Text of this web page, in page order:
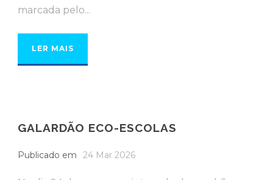
marcada pelo...
LER MAIS
GALARDÃO ECO-ESCOLAS
Publicado em 24 Mar 2026